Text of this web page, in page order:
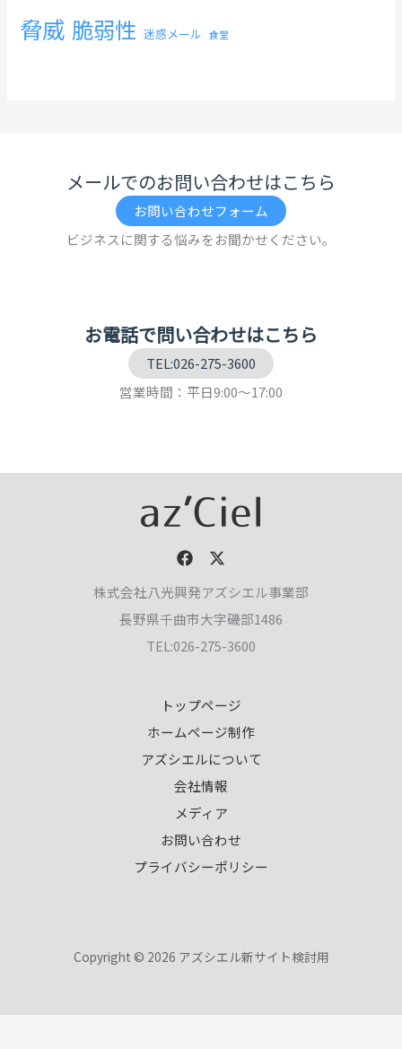
脅威 脆弱性 迷惑メール 食堂
メールでのお問い合わせはこちら
お問い合わせフォーム
ビジネスに関する悩みをお聞かせください。
お電話で問い合わせはこちら
TEL:026-275-3600
営業時間：平日9:00～17:00
株式会社八光興発アズシエル事業部
長野県千曲市大字磯部1486
TEL:026-275-3600
トップページ
ホームページ制作
アズシエルについて
会社情報
メディア
お問い合わせ
プライバシーポリシー
Copyright © 2026 アズシエル新サイト検討用